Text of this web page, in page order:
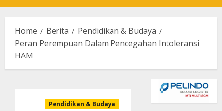
Menu
Home Berita
Pendidikan & Budaya
Peran Perempuan Dalam Pencegahan Intoleransi
HAM
Pendidikan & Budaya